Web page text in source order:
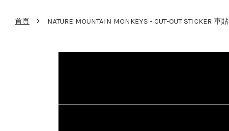
首頁 › NATURE MOUNTAIN MONKEYS - CUT-OUT STICKER 車貼